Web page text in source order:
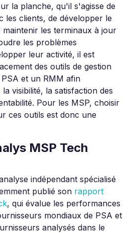
la planche, qu'il s'agisse de
les clients, de développer le
maintenir les terminaux à jour
les problèmes
leur activité, il est
des outils de gestion
et un RMM afin
visibilité, la satisfaction des
Pour les MSP, choisir
ces outils est donc une
MSP Tech
indépendant spécialisé
publié son rapport
, qui évalue les performances
mondiaux de PSA et
analysés dans le